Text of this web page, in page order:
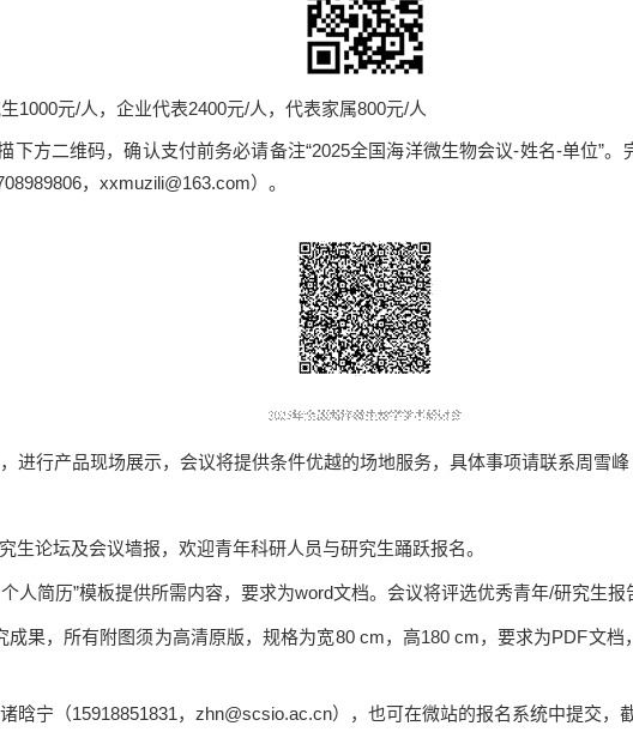
1000元/人，企业代表2400元/人，代表家属800元/人
下方二维码，确认支付前务必请备注“2025全国海洋微生物会议-姓名-单位”
，xxmuzili@163.com）。
进行产品现场展示，会议将提供条件优越的场地服务，具体事项请联系周雪峰
生论坛及会议墙报，欢迎青年科研人员与研究生踊跃报名。
人简历”模板提供所需内容，要求为word文档。会议将评选优秀青年/研究生报
成果，所有附图须为高清原版，规格为宽80 cm，高180 cm，要求为PDF文
晗宁（15918851831，zhn@scsio.ac.cn），也可在微站的报名系统中提交，